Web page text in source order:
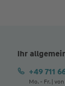
Ihr
+49 711
Mo. - Fr. |